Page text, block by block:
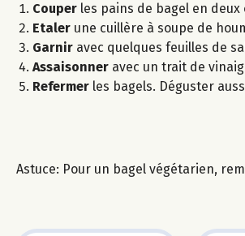
Couper les pains de bagel en
Etaler une cuillère à soupe de
Garnir avec quelques feuilles de
Assaisonner avec un trait de
Refermer les bagels. Déguster
Astuce: Pour un bagel végétarien,